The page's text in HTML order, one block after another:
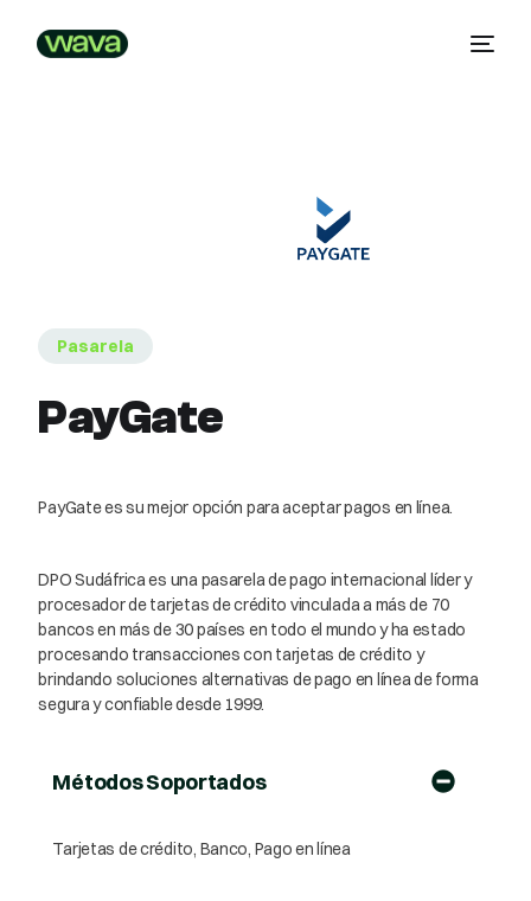
Pasarela
PayGate
PayGate es su mejor opción para aceptar pagos en línea.
DPO Sudáfrica es una pasarela de pago internacional líder y
procesador de tarjetas de crédito vinculada a más de 70
bancos en más de 30 países en todo el mundo y ha estado
procesando transacciones con tarjetas de crédito y
brindando soluciones alternativas de pago en línea de forma
segura y confiable desde 1999.
Métodos Soportados
Tarjetas de crédito, Banco, Pago en línea